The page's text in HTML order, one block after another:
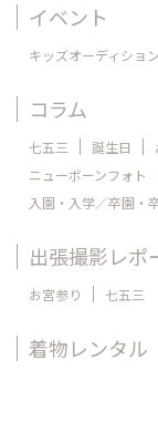
イベント
キッズオーディション
コラム
七五三 誕生日
ニューボーンフォト
入園・入学／卒園・
出張撮影レポ
お宮参り 七五三
着物レンタル